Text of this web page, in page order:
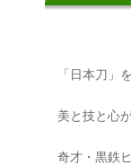
「日本刀」
美と技と心が
奇才・黒鉄